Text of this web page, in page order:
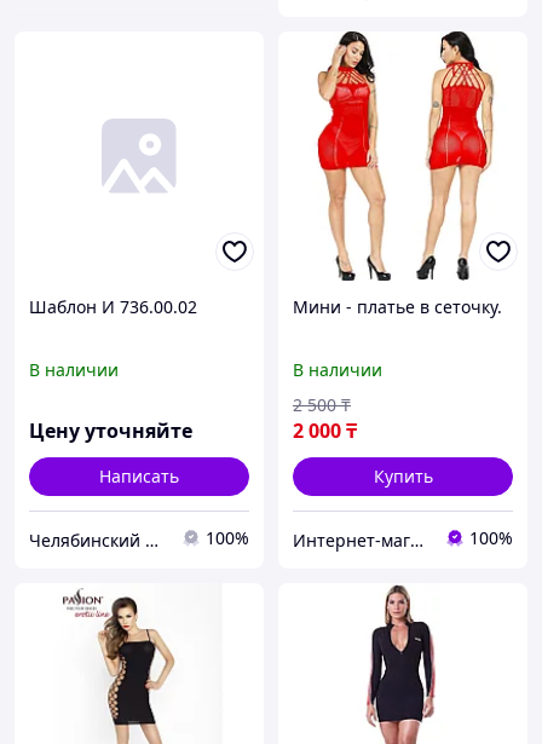
Шаблон И 736.00.02
В наличии
Цену уточняйте
Написать
Челябинский Завод 100%
Мини - платье в сеточку.
В наличии
2 000₸
2 500 ₸
Купить
Интернет-магазин "Love-Shop" 100%